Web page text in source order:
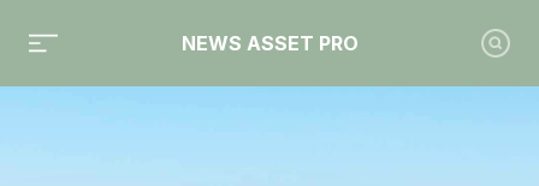
NEWS ASSET PRO
Toute l'actualité sur le tag "Karl Mazier"